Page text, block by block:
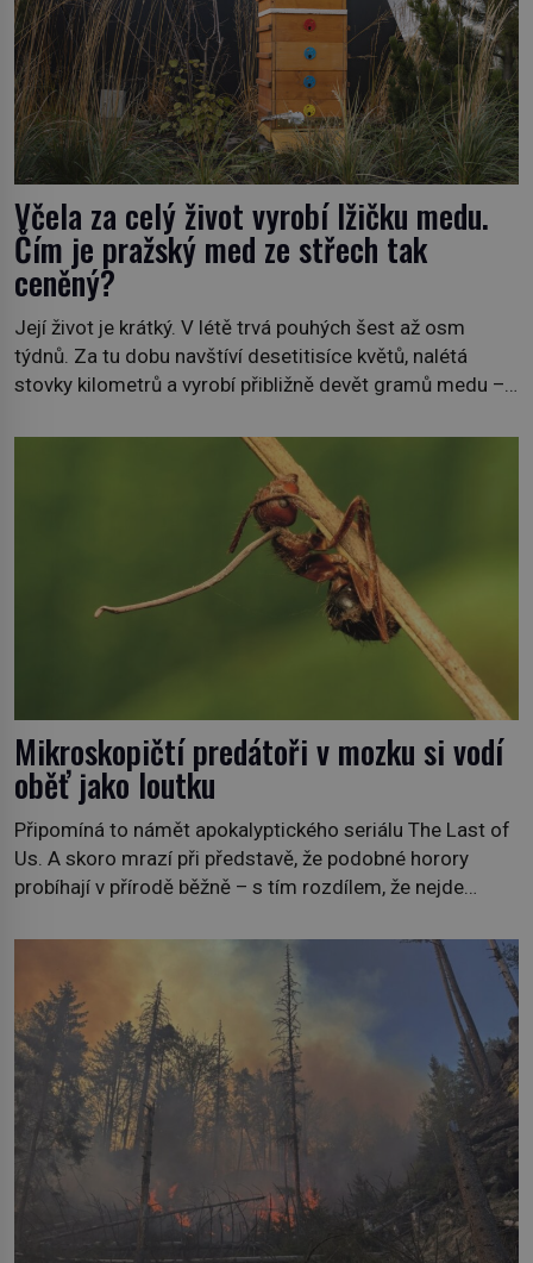
Včela za celý život vyrobí lžičku medu.
Čím je pražský med ze střech tak
ceněný?
Její život je krátký. V létě trvá pouhých šest až osm
týdnů. Za tu dobu navštíví desetitisíce květů, nalétá
stovky kilometrů a vyrobí přibližně devět gramů medu –
bezvýznamná. Teprve když se spojí s dalšími desítkami
tisíc příslušnic svého včelstva, vznikne jeden z
nejdokonalejších organismů […]
Mikroskopičtí predátoři v mozku si vodí
oběť jako loutku
Připomíná to námět apokalyptického seriálu The Last of
Us. A skoro mrazí při představě, že podobné horory
probíhají v přírodě běžně – s tím rozdílem, že nejde
dokáže ovládat jen vývojově nesrovnatelně jednodušší
živočichy, než je člověk. Najít skutečné zombie není nic
nemožného ani v naší přírodě. […]